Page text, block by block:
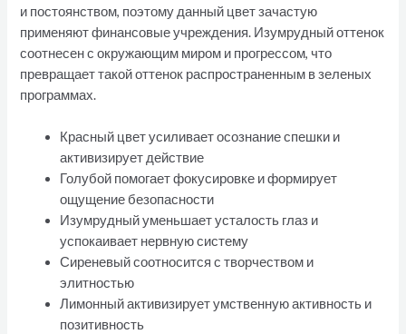
и постоянством, поэтому данный цвет зачастую
применяют финансовые учреждения. Изумрудный оттенок
соотнесен с окружающим миром и прогрессом, что
превращает такой оттенок распространенным в зеленых
программах.
Красный цвет усиливает осознание спешки и
активизирует действие
Голубой помогает фокусировке и формирует
ощущение безопасности
Изумрудный уменьшает усталость глаз и
успокаивает нервную систему
Сиреневый соотносится с творчеством и
элитностью
Лимонный активизирует умственную активность и
позитивность